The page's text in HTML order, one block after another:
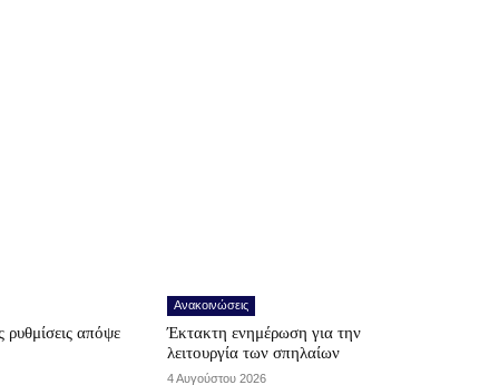
απόψε
Ανακοινώσεις
Έκτακτη ενημέρωση για την
λειτουργία των σπηλαίων
4 Αυγούστου 2026